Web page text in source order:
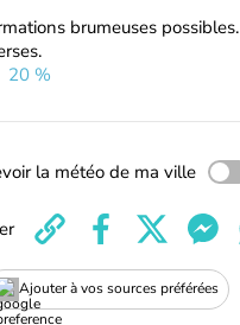
brumeuses possibles.
20 %
la météo de ma ville
Ajouter à vos sources préférées